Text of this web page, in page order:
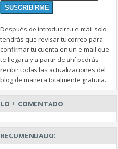
Después de introducir tu e-mail solo
tendrás que revisar tu correo para
confirmar tu cuenta en un e-mail que
te llegara y a partir de ahí podrás
recibir todas las actualizaciones del
blog de manera totalmente gratuita.
LO + COMENTADO
RECOMENDADO: